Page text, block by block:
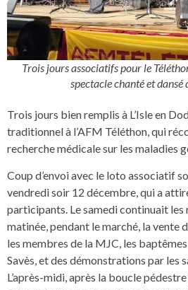
Trois jours associatifs pour le
spectacle chanté et dansé
Trois jours bien remplis à L’Isle en
traditionnel à l’AFM Téléthon, qui
recherche médicale sur les maladies
Coup d’envoi avec le loto associatif
vendredi soir 12 décembre, qui a
participants. Le samedi continuait les
matinée, pendant le marché, la vente
les membres de la MJC, les
Savès, et des démonstrations par les
L’après-midi, après la boucle pédestre